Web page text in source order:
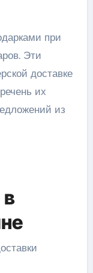
при
Эти
доставке
их
из